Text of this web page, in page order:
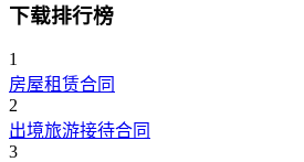
下载排行榜
1
房屋租赁合同
2
出境旅游接待合同
3